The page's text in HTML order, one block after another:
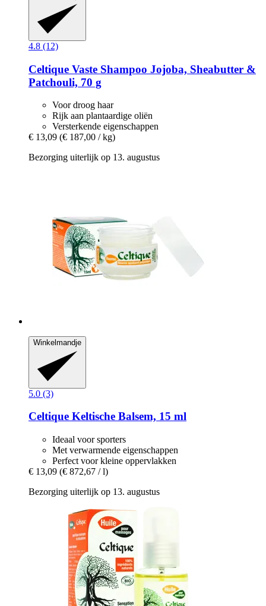
4.8 (12)
Celtique Vaste Shampoo Jojoba, Sheabutter &
Patchouli, 70 g
Voor droog haar
Rijk aan plantaardige oliën
Versterkende eigenschappen
€ 13,09 (€ 187,00 / kg)
Bezorging uiterlijk op 13. augustus
Winkelmandje
5.0 (3)
Celtique Keltische Balsem, 15 ml
Ideaal voor sporters
Met verwarmende eigenschappen
Perfect voor kleine oppervlakken
€ 13,09 (€ 872,67 / l)
Bezorging uiterlijk op 13. augustus